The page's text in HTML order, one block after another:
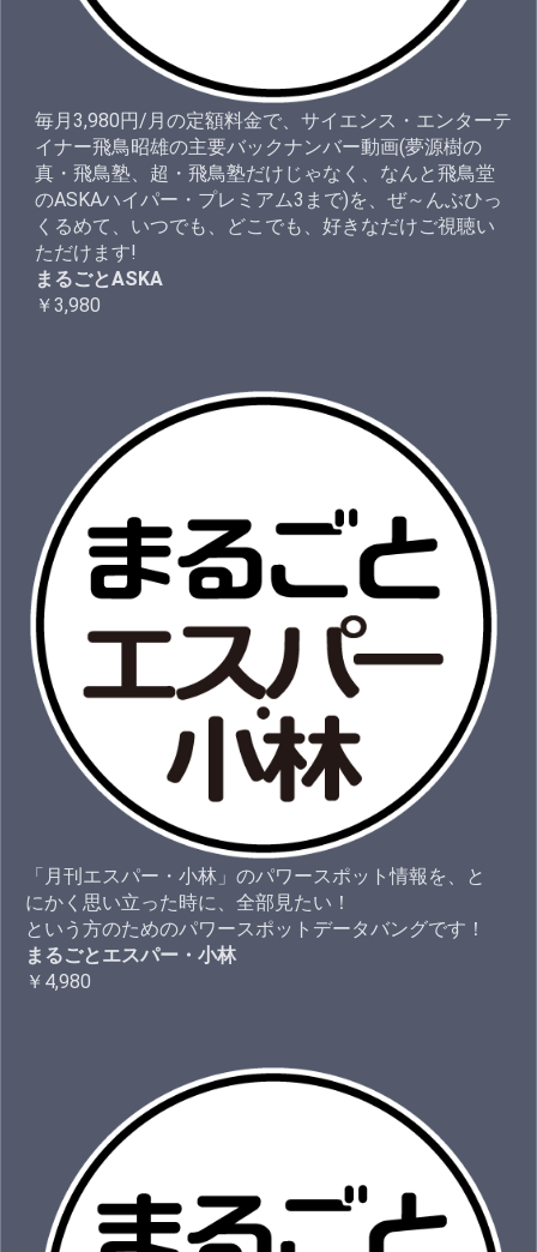
毎月3,980円/月の定額料金で、サイエンス・エンターテ
イナー飛鳥昭雄の主要バックナンバー動画(夢源樹の
真・飛鳥塾、超・飛鳥塾だけじゃなく、なんと飛鳥堂
のASKAハイパー・プレミアム3まで)を、ぜ～んぶひっ
くるめて、いつでも、どこでも、好きなだけご視聴い
ただけます!
まるごとASKA
￥3,980
「月刊エスパー・小林」のパワースポット情報を、と
にかく思い立った時に、全部見たい！
という方のためのパワースポットデータバングです！
まるごとエスパー・小林
￥4,980